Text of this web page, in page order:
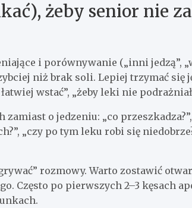
żeby senior nie
i porównywanie („inni jedzą”,
niż brak soli. Lepiej trzymać się
wstać”, „żeby leki nie
zamiast o jedzeniu: „co
„czy po tym leku robi się
rozmowy. Warto zostawić
Często po pierwszych 2–3 kęsach